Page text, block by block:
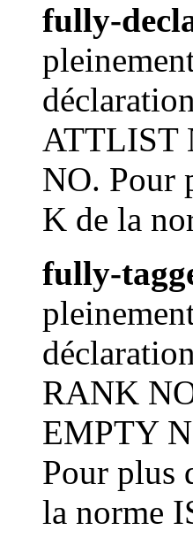
fully-
ATTLIST
NO. Pour
K de la
fully-
RANK
EMPTY
Pour plus
la norme